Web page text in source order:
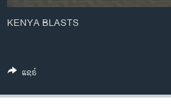
ວິທະຍາສາດ-ເທັກໂນໂລຈີ
ທຸລະກິດ
ວີດີໂອ
ສຽງ
KENYA BLASTS
ແຊຣ໌